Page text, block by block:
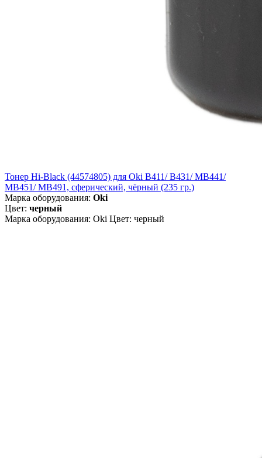
Тонер Hi-Black (44574805) для Oki B411/ B431/ MB441/
MB451/ MB491, сферический, чёрный (235 гр.)
Марка оборудования: Oki
Цвет: черный
Марка оборудования: Oki Цвет: черный